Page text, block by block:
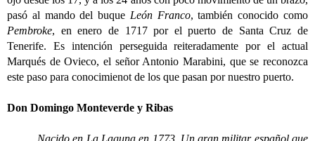
pasó al mando del buque León Franco, también conocido como
Pembroke, en enero de 1717 por el puerto de Santa Cruz de
Tenerife. Es intención perseguida reiteradamente por el actual
Marqués de Ovieco, el señor Antonio Marabini, que se reconozca
este paso para conocimienot de los que pasan por nuestro puerto.
Don Domingo Monteverde y Ribas
Nacido en La Laguna en 1773. Un gran militar español que